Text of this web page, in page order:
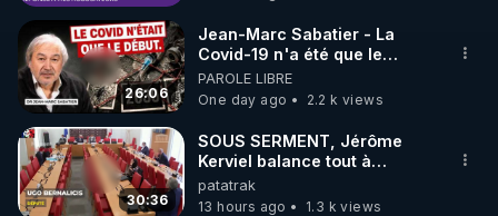
🌱 LES STAGES EN PRÉSENTIEL
http://rgnr.li/stages
_________
LES CODES PROMO DES PARTENAIRES
26:06
Jean-Marc Sabatier - La
Covid-19 n'a été que le
début - L'ARNm & l'ARNm-aa
jusqu où auront-t-il ?
PAROLE LIBRE
One day ago
2.2 k views
30:36
SOUS SERMENT, Jérôme
Kerviel balance tout à
l'Assemblée !
patatrak
13 hours ago
1.3 k views